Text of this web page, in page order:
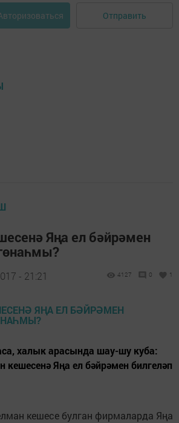
Отправить
Яңа ел бәйрәмен
- 21:21 4127 0 1
халык арасында шау-шу куба:
Яңа ел бәйрәмен билгеләп
кешесе булган фирмаларда Яңа